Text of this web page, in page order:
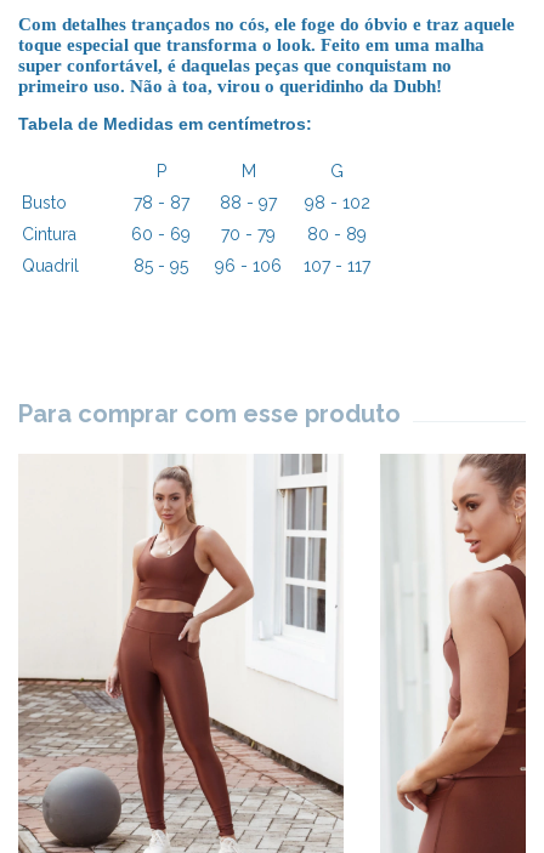
Com detalhes trançados no cós, ele foge do óbvio e traz aquele
toque especial que transforma o look. Feito em uma malha
super confortável, é daquelas peças que conquistam no
primeiro uso. Não à toa, virou o queridinho da Dubh!
Tabela de Medidas em centímetros:
P M
G
Busto
78 - 87 88 - 97
98 - 102
Cintura
60 - 69 70 - 79
80 - 89
Quadril
85 - 95 96 - 106 107 - 117
Para comprar com esse produto